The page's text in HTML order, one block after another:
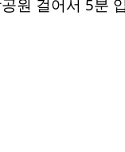
원 걸어서 5분